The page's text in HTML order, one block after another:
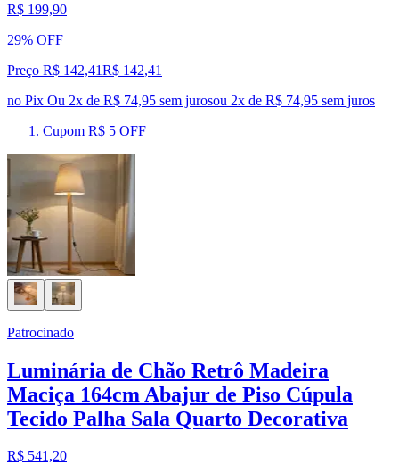
R$ 199,90
29% OFF
Preço R$ 142,41R$ 142,41
no Pix Ou 2x de R$ 74,95 sem jurosou 2x de R$ 74,95 sem juros
Cupom R$ 5 OFF
Patrocinado
Luminária de Chão Retrô Madeira
Maciça 164cm Abajur de Piso Cúpula
Tecido Palha Sala Quarto Decorativa
R$ 541,20